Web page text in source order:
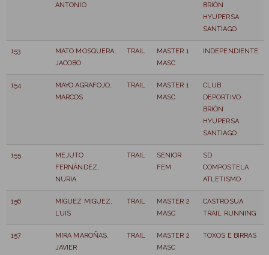
ANTONIO
BRIÓN
HYUPERSA
SANTIAGO
153
MATO MOSQUERA,
JACOBO
TRAIL
MASTER 1
MASC
INDEPENDIENTE
154
MAYO AGRAFOJO,
MARCOS
TRAIL
MASTER 1
MASC
CLUB
DEPORTIVO
BRIÓN
HYUPERSA
SANTIAGO
155
MEJUTO
FERNÁNDEZ,
NURIA
TRAIL
SENIOR
FEM
SD
COMPOSTELA
ATLETISMO
156
MIGUEZ MIGUEZ,
LUIS
TRAIL
MASTER 2
MASC
CASTROSUA
TRAIL RUNNING
157
MIRA MAROÑAS,
JAVIER
TRAIL
MASTER 2
MASC
TOXOS E BIRRAS